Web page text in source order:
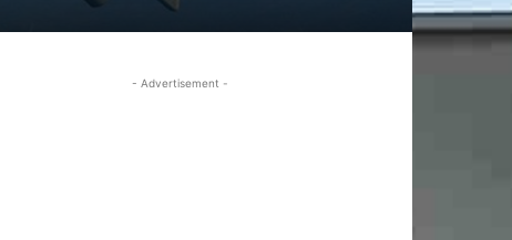
- Advertisement -